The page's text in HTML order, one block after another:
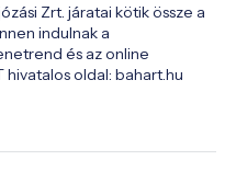
Zrt. járatai kötik össze a
indulnak a
és az online
hivatalos oldal: bahart.hu